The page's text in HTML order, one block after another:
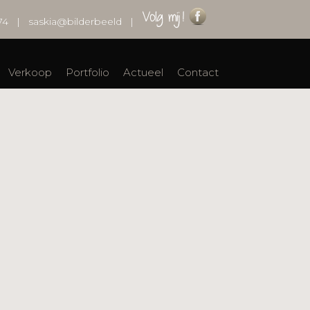
| saskia@bilderbeeld |
Verkoop Portfolio Actueel Contact